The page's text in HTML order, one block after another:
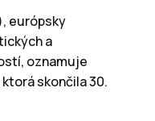
európsky
a
oznamuje
skončila 30.